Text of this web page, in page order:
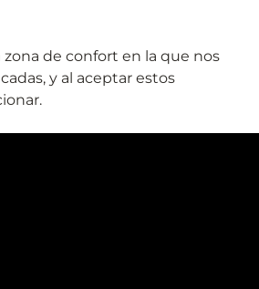
de confort en la que nos
y al aceptar estos